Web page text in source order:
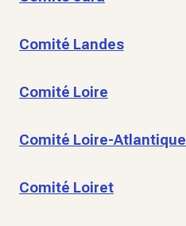
Comité Landes
Comité Loire
Comité Loire-Atlantique
Comité Loiret